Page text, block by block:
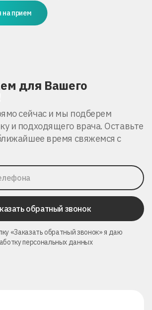
на прием
для Вашего
сейчас и мы подберем
и подходящего врача. Оставьте
время свяжемся с
обратный звонок
«Заказать обратный звонок» я даю
персональных данных